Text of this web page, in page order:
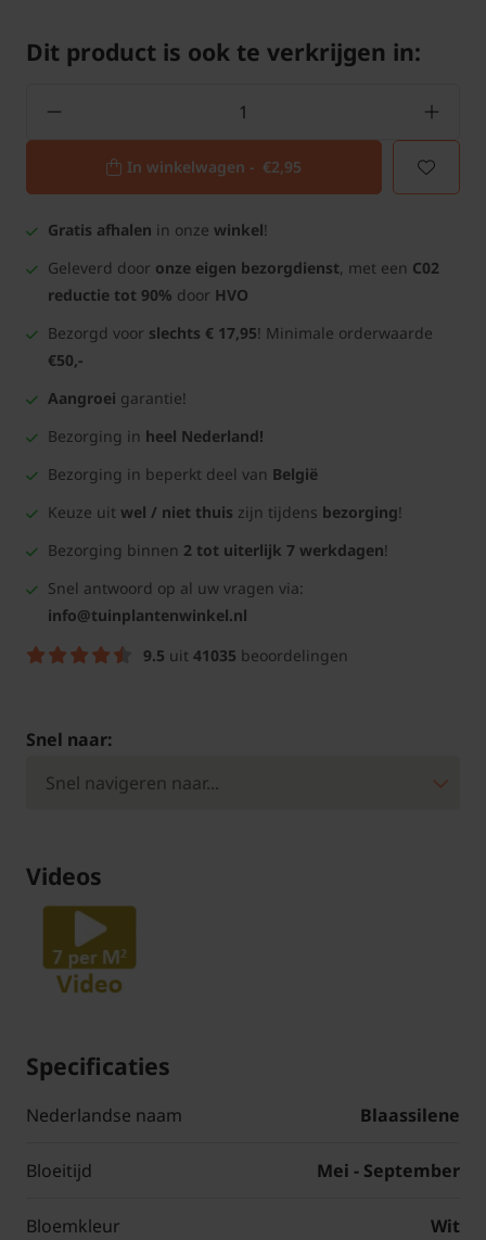
Dit product is ook te verkrijgen in:
In winkelwagen - €2,95
Gratis afhalen in onze winkel!
Geleverd door onze eigen bezorgdienst, met een C02
reductie tot 90% door HVO
Bezorgd voor slechts € 17,95! Minimale orderwaarde
€50,-
Aangroei garantie!
Bezorging in heel Nederland!
Bezorging in beperkt deel van België
Keuze uit wel / niet thuis zijn tijdens bezorging!
Bezorging binnen 2 tot uiterlijk 7 werkdagen!
Snel antwoord op al uw vragen via:
info@tuinplantenwinkel.nl
9.5 uit 41035 beoordelingen
Snel naar:
Videos
Specificaties
Nederlandse naam Blaassilene
Bloeitijd Mei - September
Bloemkleur Wit